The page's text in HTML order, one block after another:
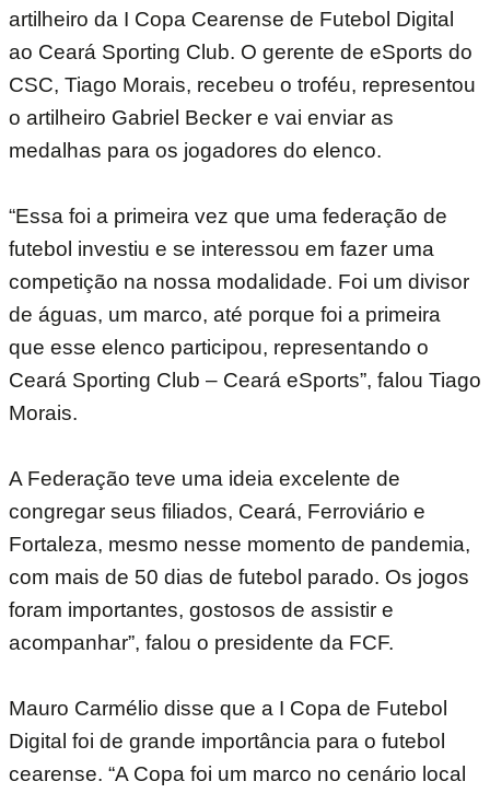
artilheiro da I Copa Cearense de Futebol Digital
ao Ceará Sporting Club. O gerente de eSports do
CSC, Tiago Morais, recebeu o troféu, representou
o artilheiro Gabriel Becker e vai enviar as
medalhas para os jogadores do elenco.
“Essa foi a primeira vez que uma federação de
futebol investiu e se interessou em fazer uma
competição na nossa modalidade. Foi um divisor
de águas, um marco, até porque foi a primeira
que esse elenco participou, representando o
Ceará Sporting Club – Ceará eSports”, falou Tiago
Morais.
A Federação teve uma ideia excelente de
congregar seus filiados, Ceará, Ferroviário e
Fortaleza, mesmo nesse momento de pandemia,
com mais de 50 dias de futebol parado. Os jogos
foram importantes, gostosos de assistir e
acompanhar”, falou o presidente da FCF.
Mauro Carmélio disse que a I Copa de Futebol
Digital foi de grande importância para o futebol
cearense. “A Copa foi um marco no cenário local